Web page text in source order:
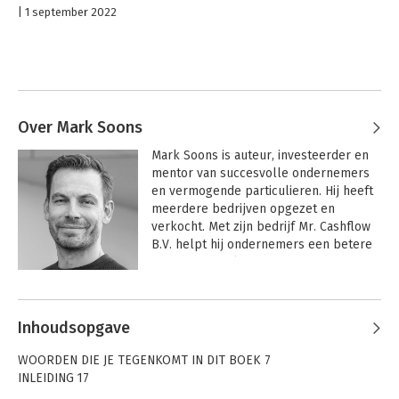
1 september 2022
Over Mark Soons
Mark Soons is auteur, investeerder en
mentor van succesvolle ondernemers
en vermogende particulieren. Hij heeft
meerdere bedrijven opgezet en
verkocht. Met zijn bedrijf Mr. Cashflow
B.V. helpt hij ondernemers een betere
ETF's/Aandelen, Vastgoed, Crypto en
onder andere "Stop met verkopen. start
Managementboek in 2022).
Andere boeken door Mark Soons
Inhoudsopgave
WOORDEN DIE JE TEGENKOMT IN DIT BOEK 7
INLEIDING 17